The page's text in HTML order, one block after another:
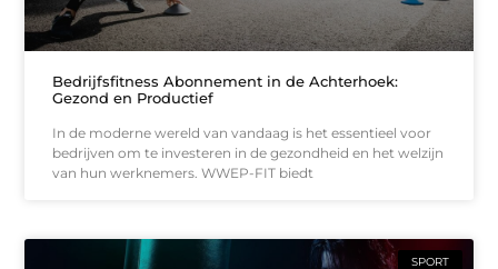
Bedrijfsfitness Abonnement in de Achterhoek:
Gezond en Productief
In de moderne wereld van vandaag is het essentieel voor
bedrijven om te investeren in de gezondheid en het welzijn
van hun werknemers. WWEP-FIT biedt
SPORT